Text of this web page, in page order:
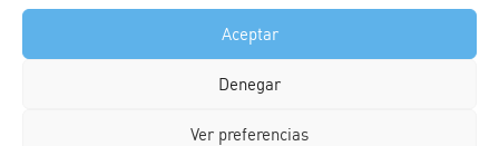
Aceptar
Denegar
Ver preferencias
Si valoras la experiencia y profesionalidad a la hora
de elegir undentista en Marbella,dentista en
dentista en Benalmádena